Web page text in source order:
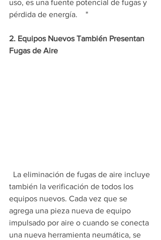
uso, es una fuente potencial de fugas y
pérdida de energía.    "
2. Equipos Nuevos También Presentan
Fugas de Aire
también la verificación de todos los
equipos nuevos. Cada vez que se
agrega una pieza nueva de equipo
impulsado por aire o cuando se conecta
una nueva herramienta neumática, se